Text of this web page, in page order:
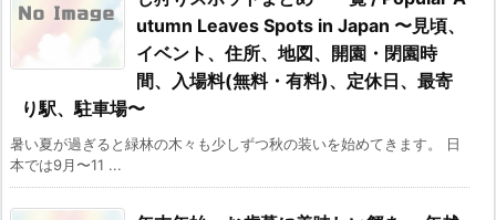
utumn Leaves Spots in Japan 〜見頃、
イベント、住所、地図、開園・閉園時
間、入場料(無料・有料)、定休日、最寄
り駅、駐車場〜
暑い夏が過ぎると緑林の木々も少しずつ秋の装いを始めてきます。 日
本では9月〜11 ...